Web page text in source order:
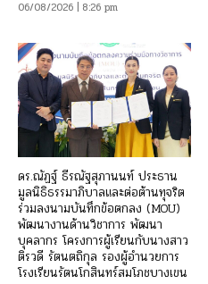
06/08/2026 | 8:26 pm
ดร.ณัฏฐ์ ธีรณัฐสุภานนท์ ประธาน
มูลนิธิธรรมาภิบาลและต่อต้านทุจริต
ร่วมลงนามบันทึกข้อตกลง (MOU)
พัฒนางานด้านวิชาการ พัฒนา
บุคลากร โครงการผู้เรียนกับนางสาว
ติรวดี รัตนตถิกุล รองผู้อำนวยการ
โรงเรียนรัตนโกสินทร์สมโภชบางเขน